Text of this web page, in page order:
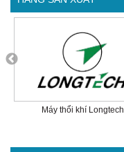
Máy thổi khí Longtech